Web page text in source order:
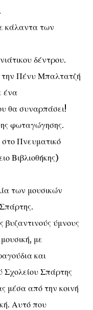
κάλαντα των
δέντρου.
την Πένυ Μπαλτατζή
ένα
θα συναρπάσει!
φωταγώγησης.
στο Πνευματικό
Βιβλιοθήκης)
των μουσικών
βυζαντινούς ύμνους
με
και
Σχολείου Σπάρτης
μέσα από την κοινή
Αυτό που